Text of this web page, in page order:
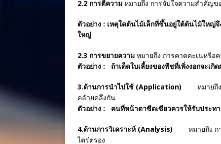
2.2 การตีความ หมายถึง การจับใจความสำคัญข
ตัวอย่าง : เหตุใดต้นไม้เล็กที่ขึ้นอยู่ใต้ต้นไม้
ใหญ่
2.3 การขยายความ หมายถึง การคาดคะเนหรื
ตัวอย่าง : ถ้าเด็ดใบเลี้ยงของพืชที่เพิ่ง
3.ด้านการนำไปใช้ (Application) หมายถึง ค
คล้ายคลึงกัน
ตัวอย่าง : คนที่หน้าตาซีดเซียวควรใ
4.ด้านการวิเคราะห์ (Analysis) หมายถึง การ
ไตร่ตรอง